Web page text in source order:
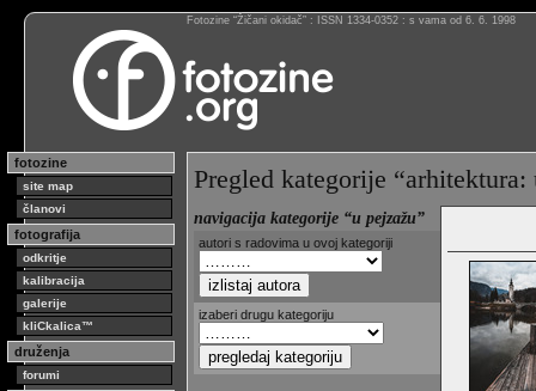
Fotozine “Žičani okidač” : ISSN 1334-0352 : s vama od 6. 6. 1998
fotozine
site map
članovi
fotografija
odkritje
kalibracija
galerije
kliCkalica™
druženja
forumi
Pregled kategorije “arhitektura:
navigacija kategorije “u pejzažu”
autori s radovima u ovoj kategoriji
izaberi drugu kategoriju